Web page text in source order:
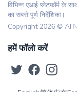
विभिन्न एआई प्लेटफ़ॉर्म के
का सबसे पूर्ण निर्देशिका।
Copyright 2026 © AI
हमें फॉलो करें